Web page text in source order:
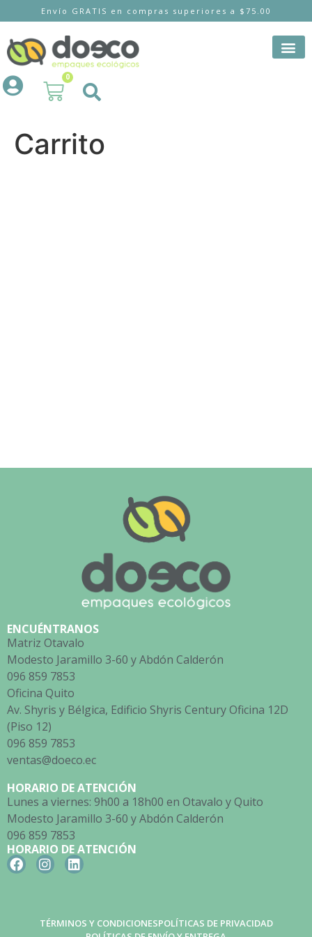
Envío GRATIS en compras superiores a $75.00
0
Carrito
ENCUÉNTRANOS
Matriz Otavalo
Modesto Jaramillo 3-60 y Abdón Calderón
096 859 7853
Oficina Quito
Av. Shyris y Bélgica, Edificio Shyris Century Oficina 12D
(Piso 12)
096 859 7853
ventas@doeco.ec
HORARIO DE ATENCIÓN
Lunes a viernes: 9h00 a 18h00 en Otavalo y Quito
Modesto Jaramillo 3-60 y Abdón Calderón
096 859 7853
HORARIO DE ATENCIÓN
TÉRMINOS Y CONDICIONESPOLÍTICAS DE PRIVACIDAD